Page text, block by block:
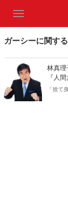
ガーシーに関す
林真
『人
「捨て